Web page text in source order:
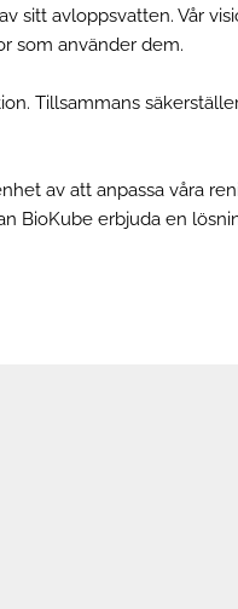
sitt avloppsvatten. Vår
som använder dem.
Tillsammans
av att anpassa våra
BioKube erbjuda en